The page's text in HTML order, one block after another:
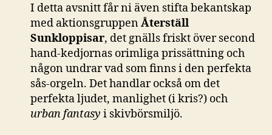
I detta avsnitt får ni även stifta bekantskap
med aktionsgruppenÅterställ
Sunkloppisar, det gnälls friskt över second
hand-kedjornas orimliga prissättning och
någon undrar vad som finns i den perfekta
sås-orgeln. Det handlar också om det
perfekta ljudet, manlighet (i kris?) och
urban fantasy i skivbörsmiljö.